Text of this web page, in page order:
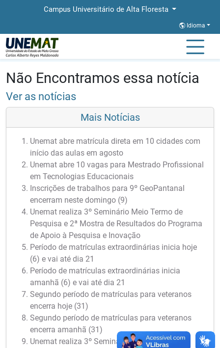
Campus Universitário de Alta Floresta
Idioma
Página Inicial
Não Encontramos essa notícia
Ver as notícias
Mais Notícias
Unemat abre matrícula direta em 10 cidades com
início das aulas em agosto
Unemat abre 10 vagas para Mestrado Profissional
em Tecnologias Educacionais
Inscrições de trabalhos para 9º GeoPantanal
encerram neste domingo (9)
Unemat realiza 3º Seminário Meio Termo de
Pesquisa e 2ª Mostra de Resultados do Programa
de Apoio à Pesquisa e Inovação
Período de matrículas extraordinárias inicia hoje
(6) e vai até dia 21
Período de matrículas extraordinárias inicia
amanhã (6) e vai até dia 21
Segundo período de matrículas para veteranos
encerra hoje (31)
Segundo período de matrículas para veteranos
encerra amanhã (31)
Unemat realiza 3º Seminário Meio Termo de